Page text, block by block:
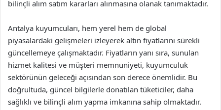
bilinçli alım satım kararları alınmasına olanak tanımaktadır.
Antalya kuyumcuları, hem yerel hem de global
piyasalardaki gelişmeleri izleyerek altın fiyatlarını sürekli
güncellemeye çalışmaktadır. Fiyatların yanı sıra, sunulan
hizmet kalitesi ve müşteri memnuniyeti, kuyumculuk
sektörünün geleceği açısından son derece önemlidir. Bu
doğrultuda, güncel bilgilerle donatılan tüketiciler, daha
sağlıklı ve bilinçli alım yapma imkanına sahip olmaktadır.